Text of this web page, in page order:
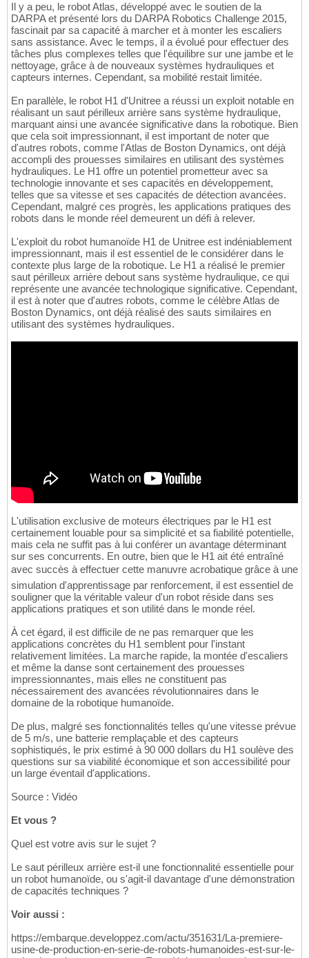
Il y a peu, le robot Atlas, développé avec le soutien de la
DARPA et présenté lors du DARPA Robotics Challenge 2015,
fascinait par sa capacité à marcher et à monter les escaliers
sans assistance. Avec le temps, il a évolué pour effectuer des
tâches plus complexes telles que l'équilibre sur une jambe et le
nettoyage, grâce à de nouveaux systèmes hydrauliques et
capteurs internes. Cependant, sa mobilité restait limitée.
En parallèle, le robot H1 d'Unitree a réussi un exploit notable en
réalisant un saut périlleux arrière sans système hydraulique,
marquant ainsi une avancée significative dans la robotique. Bien
que cela soit impressionnant, il est important de noter que
d'autres robots, comme l'Atlas de Boston Dynamics, ont déjà
accompli des prouesses similaires en utilisant des systèmes
hydrauliques. Le H1 offre un potentiel prometteur avec sa
technologie innovante et ses capacités en développement,
telles que sa vitesse et ses capacités de détection avancées.
Cependant, malgré ces progrès, les applications pratiques des
robots dans le monde réel demeurent un défi à relever.
L'exploit du robot humanoïde H1 de Unitree est indéniablement
impressionnant, mais il est essentiel de le considérer dans le
contexte plus large de la robotique. Le H1 a réalisé le premier
saut périlleux arrière debout sans système hydraulique, ce qui
représente une avancée technologique significative. Cependant,
il est à noter que d'autres robots, comme le célèbre Atlas de
Boston Dynamics, ont déjà réalisé des sauts similaires en
utilisant des systèmes hydrauliques.
L'utilisation exclusive de moteurs électriques par le H1 est
certainement louable pour sa simplicité et sa fiabilité potentielle,
mais cela ne suffit pas à lui conférer un avantage déterminant
sur ses concurrents. En outre, bien que le H1 ait été entraîné
avec succès à effectuer cette manuvre acrobatique grâce à une
simulation d'apprentissage par renforcement, il est essentiel de
souligner que la véritable valeur d'un robot réside dans ses
applications pratiques et son utilité dans le monde réel.
À cet égard, il est difficile de ne pas remarquer que les
applications concrètes du H1 semblent pour l'instant
relativement limitées. La marche rapide, la montée d'escaliers
et même la danse sont certainement des prouesses
impressionnantes, mais elles ne constituent pas
nécessairement des avancées révolutionnaires dans le
domaine de la robotique humanoïde.
De plus, malgré ses fonctionnalités telles qu'une vitesse prévue
de 5 m/s, une batterie remplaçable et des capteurs
sophistiqués, le prix estimé à 90 000 dollars du H1 soulève des
questions sur sa viabilité économique et son accessibilité pour
un large éventail d'applications.
Source : Vidéo
Et vous ?
Quel est votre avis sur le sujet ?
Le saut périlleux arrière est-il une fonctionnalité essentielle pour
un robot humanoïde, ou s'agit-il davantage d'une démonstration
de capacités techniques ?
Voir aussi :
https://embarque.developpez.com/actu/351631/La-premiere-
usine-de-production-en-serie-de-robots-humanoides-est-sur-le-